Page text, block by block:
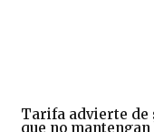
Tarifa advierte de
que no